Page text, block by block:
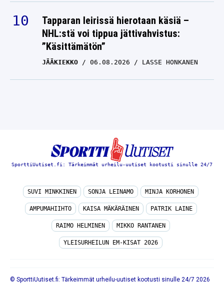
Tapparan leirissä hierotaan käsiä –
NHL:stä voi tippua jättivahvistus:
”Käsittämätön”
JÄÄKIEKKO 06.08.2026 LASSE HONKANEN
SporttiUutiset.fi: Tärkeimmät urheilu-uutiset kootusti sinulle 24/7
SUVI MINKKINEN SONJA LEINAMO MINJA KORHONEN
AMPUMAHIIHTO KAISA MÄKÄRÄINEN PATRIK LAINE
RAIMO HELMINEN MIKKO RANTANEN
YLEISURHEILUN EM-KISAT 2026
© SporttiUutiset.fi: Tärkeimmät urheilu-uutiset kootusti sinulle 24/7 2026